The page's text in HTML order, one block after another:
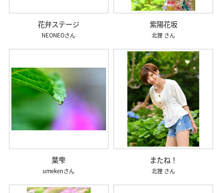
花弁ステージ
NEONEO
紫陽花坂
北狸
葉雫
umeken
またね！
北狸